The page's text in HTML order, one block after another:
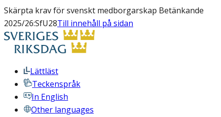
Skärpta krav för svenskt medborgarskap Betänkande
2025/26:SfU28Till innehåll på sidan
Lättläst
Teckenspråk
In English
Other languages